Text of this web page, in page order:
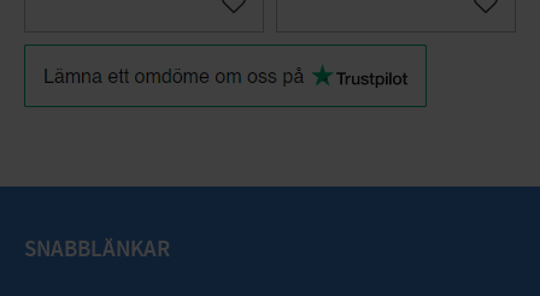
Lägg till i favoriter Lägg
SNABBLÄNKAR